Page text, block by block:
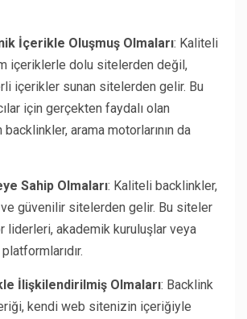
İçerikle Oluşmuş Olmaları: Kaliteli
içeriklerle dolu sitelerden değil,
içerikler sunan sitelerden gelir. Bu
için gerçekten faydalı olan
arama motorlarının da
Sahip Olmaları: Kaliteli backlinkler,
güvenilir sitelerden gelir. Bu siteler
liderleri, akademik kuruluşlar veya
İlişkilendirilmiş Olmaları: Backlink
kendi web sitenizin içeriğiyle